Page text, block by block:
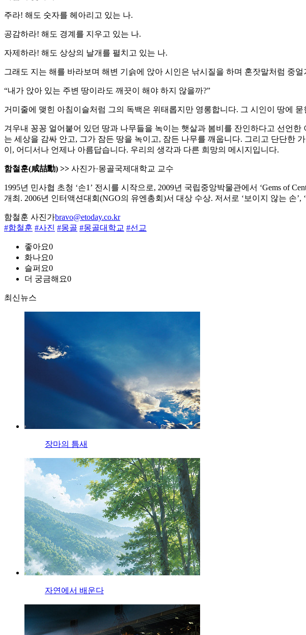
주라! 해도 숫자를 헤아리고 있는 나.
공감하라! 해도 경계를 지우고 있는 나.
자제하라! 해도 상상의 날개를 펼치고 있는 나.
그래도 지는 해를 바라보며 해변 기슭에 앉아 시인은 낚시질을 하며 혼잣말처럼 중얼
“내가 앉아 있는 주변 땅이라도 깨끗이 해야 하지 않을까?”
거미줄에 맺힌 아침이슬처럼 그의 독백은 위태롭지만 영롱합니다. 그 시인이 땅에
겨우내 꽁꽁 얼어붙어 있던 땅과 나무들을 녹이는 햇살과 봄비를 잔인하다고 선언
는 세상을 감싸 안고, 그가 잠든 땅을 녹이고, 잠든 나무를 깨웁니다. 그리고 단단한
이, 어디서나 언제나 아름답습니다. 우리의 생각과 다른 희망의 메시지입니다.
함철훈(咸喆勳) >> 사진가·몽골국제대학교 교수
1995년 민사협 초청 ‘손1’ 전시를 시작으로, 2009년 국립중앙박물관에서 ‘Gems of
개최. 2006년 인터액션대회(NGO의 유엔총회)서 대상 수상. 저서로 ‘보이지 않는 손’,
함철훈 사진가bravo@etoday.co.kr
#함철훈 #사진 #몽골 #몽골대학교 #선교
좋아요0
화나요0
슬퍼요0
더 궁금해요0
최신뉴스
장마의 틈새
자연에서 배운다